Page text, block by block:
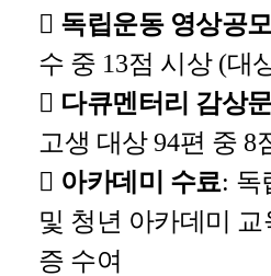
 독립운동 영상공
수 중 13점 시상 (대
 다큐멘터리 감상
고생 대상94편 중 8
 아카데미 수료: 독
및 청년 아카데미 교
증 수여